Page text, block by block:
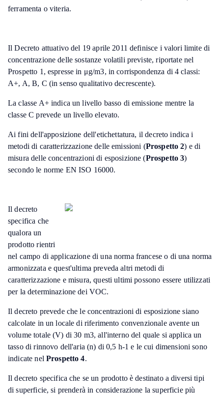
ferramenta o viteria.
Il Decreto attuativo del 19 aprile 2011 definisce i valori limite di
concentrazione delle sostanze volatili previste, riportate nel
Prospetto 1, espresse in μg/m3, in corrispondenza di 4 classi:
A+, A, B, C (in senso qualitativo decrescente).
La classe A+ indica un livello basso di emissione mentre la
classe C prevede un livello elevato.
Ai fini dell'apposizione dell'etichettatura, il decreto indica i
metodi di caratterizzazione delle emissioni (Prospetto 2) e di
misura delle concentrazioni di esposizione (Prospetto 3)
secondo le norme EN ISO 16000.
Il decreto
specifica che
qualora un
prodotto rientri
nel campo di applicazione di una norma francese o di una norma
armonizzata e quest'ultima preveda altri metodi di
caratterizzazione e misura, questi ultimi possono essere utilizzati
per la determinazione dei VOC.
Il decreto prevede che le concentrazioni di esposizione siano
calcolate in un locale di riferimento convenzionale avente un
volume totale (V) di 30 m3, all'interno del quale si applica un
tasso di rinnovo dell'aria (n) di 0,5 h-1 e le cui dimensioni sono
indicate nel Prospetto 4.
Il decreto specifica che se un prodotto è destinato a diversi tipi
di superficie, si prenderà in considerazione la superficie più